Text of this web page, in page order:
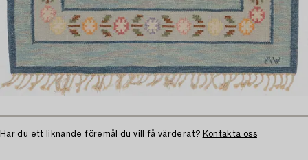
Har du ett liknande föremål du vill få värderat? Kontakta oss